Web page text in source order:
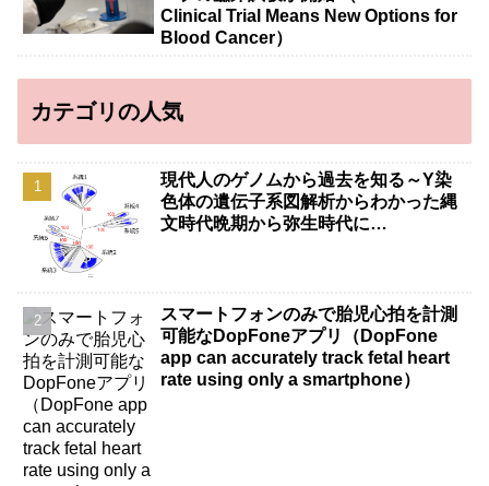
Clinical Trial Means New Options for
Blood Cancer）
カテゴリの人気
現代人のゲノムから過去を知る～Y染
色体の遺伝子系図解析からわかった縄
文時代晩期から弥生時代に…
スマートフォンのみで胎児心拍を計測
可能なDopFoneアプリ（DopFone
app can accurately track fetal heart
rate using only a smartphone）